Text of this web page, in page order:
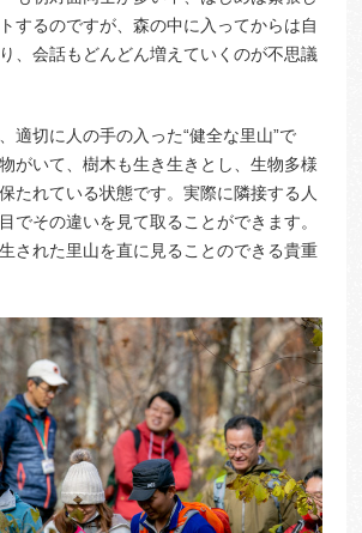
するのですが、森の中に入ってからは自
、会話もどんどん増えていくのが不思議
適切に人の手の入った“健全な里山”で
がいて、樹木も生き生きとし、生物多様
たれている状態です。実際に隣接する人
でその違いを見て取ることができます。
された里山を直に見ることのできる貴重